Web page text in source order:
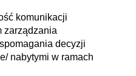
komunikacji
zarządzania
decyzji
nabytymi w ramach